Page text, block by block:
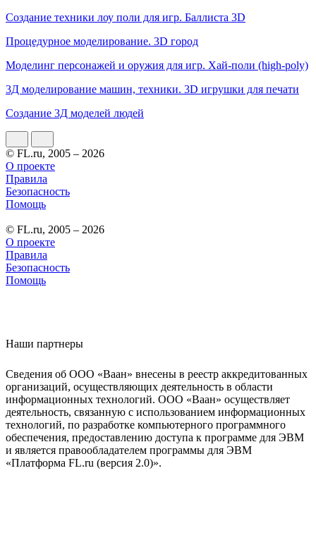
Создание техники лоу поли для игр. Баллиста 3D
Процедурное моделирование. 3D город
Моделинг персонажей и оружия для игр. Хай-поли (high-poly)
3Д моделирование машин, техники. 3D игрушки для печати
Создание 3Д моделей людей
© FL.ru, 2005 – 2026
О проекте
Правила
Безопасность
Помощь
© FL.ru, 2005 – 2026
О проекте
Правила
Безопасность
Помощь
Наши партнеры
Сведения об ООО «Ваан» внесены в реестр аккредитованных
организаций, осуществляющих деятельность в области
информационных технологий. ООО «Ваан» осуществляет
деятельность, связанную с использованием информационных
технологий, по разработке компьютерного программного
обеспечения, предоставлению доступа к программе для ЭВМ
и является правообладателем программы для ЭВМ
«Платформа FL.ru (версия 2.0)».